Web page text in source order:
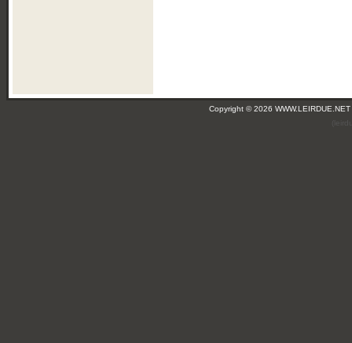
Copyright © 2026